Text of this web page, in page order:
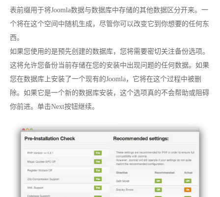
表前缀用于将Joomla数据与数据库中存储的其他数据区分开来。一
个将在这个空间中随机生成，尽管你可以改变它到你想要的任何东
西。
如果您使用的是预先创建的数据库，您将需要密切关注备份选项。
这将允许您备份当前存储在您的安装中出现问题的任何数据。如果
您在数据库上安装了一个现有的Joomla，它将在这个过程中被删
除。如果它是一个新的数据库安装，这个选项真的不会帮助或阻碍
你前进。单击Next按钮继续。